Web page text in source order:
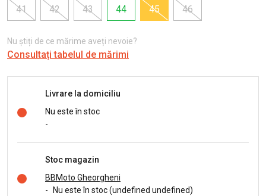
41
42 43 44 45 46
Nu știți de ce mărime aveți nevoie?
Consultați tabelul de mărimi
Livrare la domiciliu
Nu este în stoc
-
Stoc magazin
BBMoto Gheorgheni
-
Nu este în stoc (undefined undefined)